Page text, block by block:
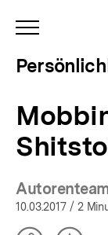
10.03.2017 / 2